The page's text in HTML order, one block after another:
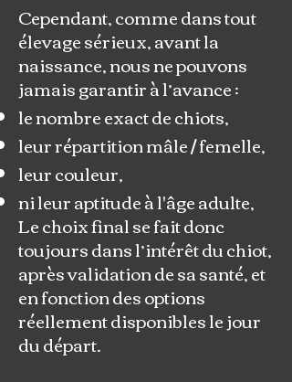
Cependant, comme dans tout
élevage sérieux, avant la
naissance, nous ne pouvons
jamais garantir à l’avance :
le nombre exact de chiots,
leur répartition mâle / femelle,
leur couleur,
ni leur aptitude à l'âge adulte,
Le choix final se fait donc
toujours dans l’intérêt du chiot,
après validation de sa santé, et
en fonction des options
réellement disponibles le jour
du départ.